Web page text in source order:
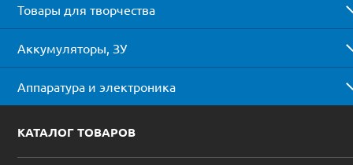
Товары для творчества
Аккумуляторы, ЗУ
Аппаратура и электроника
КАТАЛОГ ТОВАРОВ